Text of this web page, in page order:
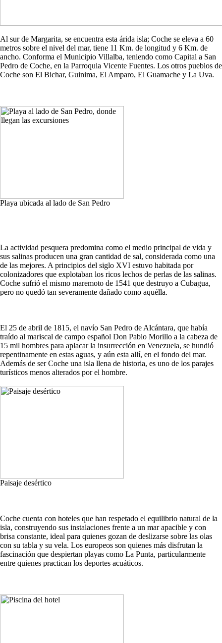
Al sur de Margarita, se encuentra esta árida isla; Coche se eleva a 60
metros sobre el nivel del mar, tiene 11 Km. de longitud y 6 Km. de
ancho. Conforma el Municipio Villalba, teniendo como Capital a San
Pedro de Coche, en la Parroquia Vicente Fuentes. Los otros pueblos de
Coche son El Bichar, Guinima, El Amparo, El Guamache y La Uva.
Playa ubicada al lado de San Pedro
La actividad pesquera predomina como el medio principal de vida y
sus salinas producen una gran cantidad de sal, considerada como una
de las mejores. A principios del siglo XVI estuvo habitada por
colonizadores que explotaban los ricos lechos de perlas de las salinas.
Coche sufrió el mismo maremoto de 1541 que destruyo a Cubagua,
pero no quedó tan severamente dañado como aquélla.
El 25 de abril de 1815, el navío San Pedro de Alcántara, que había
traído al mariscal de campo español Don Pablo Morillo a la cabeza de
15 mil hombres para aplacar la insurrección en Venezuela, se hundió
repentinamente en estas aguas, y aún esta allí, en el fondo del mar.
Además de ser Coche una isla llena de historia, es uno de los parajes
turísticos menos alterados por el hombre.
Paisaje desértico
Coche cuenta con hoteles que han respetado el equilibrio natural de la
isla, construyendo sus instalaciones frente a un mar apacible y con
brisa constante, ideal para quienes gozan de deslizarse sobre las olas
con su tabla y su vela. Los europeos son quienes más disfrutan la
fascinación que despiertan playas como La Punta, particularmente
entre quienes practican los deportes acuáticos.